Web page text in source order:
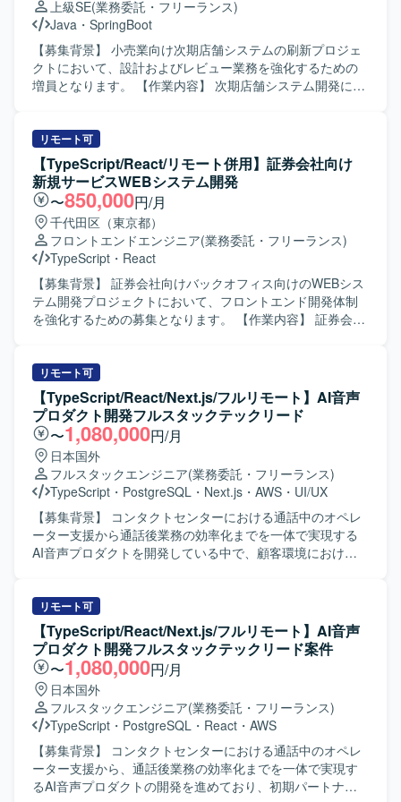
ク選定などの上流工程に参画し、仕様策定から実装、テス
ト、リリース後の改善までを継続的に対応していただきま
す。 【求める人物像】 生成AI技術や最新のWeb技術への関
心が高く、自ら情報収集しながら主体的にキャッチアップ
できる方を求めております。 顧客とのコミュニケーション
ロントエンドまで幅広く対応しつつ、チームメンバーと協
調しながら成果物の品質向上に取り組める方を想定してお
ります。 【ポジションの魅力】 Azure OpenAI や Gemini
などの最先端生成AIモデルを活用したプロダクト開発に携
わることで、実践的なAI活用スキルを身につけていただけ
ます。 要件定義から運用まで一貫して関わることができる
ため、フルスタックエンジニアとしての経験を幅広く積む
ことができます。 お客様ごとに異なる業務課題に向き合い
ながら、独自プラグインとの組み合わせによる多様なソリ
ューションを企画・実装できる環境です。 【開発環境】
TypeScript/React/Next.js を用いたフロントエンドと、
Google Gemini などの生成AIモデルと連携するWebアプリ
ケーション基盤を使用しております。
上級SE(業務委託・フリーランス)
Java ・ SpringBoot
【募集背景】 小売業向け次期店舗システムの刷新プロジェ
クトにおいて、設計およびレビュー業務を強化するための
増員となります。 【作業内容】 次期店舗システム開発にお
テムへの移管、新機能構築に伴う設計業務を担当していた
だきます。フロントエンドおよびバックエンドの設計レビ
ュー、開発レビュー、テストレビューを行い、オフショア
で作成された設計書や成果物の品質確認も実施していただ
きます。 【求める人物像】 上流工程から主体的に参画し、
関係者とコミュニケーションを取りながらシステム全体を
見渡した設計やレビューができる方を求めています。複数
技術スタックを横断してキャッチアップしつつ、品質にこ
だわって責任感を持って業務を進めていただける方を歓迎
いたします。 【ポジションの魅力】 大手小売業向けの大規
模システム刷新プロジェクトに長期で参画でき、クラウド
エンドまで幅広い技術スタックや、大規模トラフィックを
扱うシステム設計の知見を深めることができる環境です。
【開発環境】 TypeScript、React、React Native、Java、
SpringBoot、クラウド環境（AWS想定）を用いたシステム
開発となります。
リモート可
【TypeScript/React/リモート併用】証券会社向け
新規サービスWEBシステム開発
〜850,000円/月
千代田区（東京都）
フロントエンドエンジニア(業務委託・フリーランス)
TypeScript ・ React
【募集背景】 証券会社向けバックオフィス向けのWEBシス
テム開発プロジェクトにおいて、フロントエンド開発体制
を強化するための募集となります。 【作業内容】 証券会社
ご担当いただきます。React.jsおよびTypeScriptを用いた画
面実装や、バックエンドとの連携部分の実装・動作確認な
どを行っていただきます。 【求める人物像】 フロントエン
ド開発経験が豊富で、自発的に課題を発見し改善提案がで
きる方を求めております。チームメンバーや関係者と円滑
にコミュニケーションを取りながら開発を進めていただけ
る方を歓迎いたします。 【ポジションの魅力】 証券業界向
けの新規サービス開発に携わることで、金融ドメインの知
見を深めながらフロントエンド技術力を高めていただけま
す。バックエンド技術にも触れられる環境のため、フルス
タック志向の方にも適したポジションとなっております。
リモート可
【TypeScript/React/Next.js/フルリモート】AI音声
プロダクト開発フルスタックテックリード
〜1,080,000円/月
日本国外
フルスタックエンジニア(業務委託・フリーランス)
TypeScript ・ PostgreSQL ・ Next.js ・ AWS ・ UI/UX
【募集背景】 コンタクトセンターにおける通話中のオペレ
ーター支援から通話後業務の効率化までを一体で実現する
AI音声プロダクトを開発している中で、顧客環境における
を継続的かつスピーディーに進められる体制づくりが課題
となっております。そのため、フロントエンドとバックエ
ンドを横断して自ら設計・実装を担いながら技術課題の整
理や開発優先順位の検討、チームの技術的な意思決定を牽
引するテックリード候補を募集しております。 【作業内
容】 AI音声プロダクトにおけるフロントエンドとバックエ
ンドの設計、開発、運用を行っていただきます。TypeScript
を中心としたWebアプリケーションの機能開発や、通話中
支援、通話後処理、ナレッジ活用に関する機能の設計・実
装を担当していただきます。顧客環境で発生する不具合や
技術課題の調査、原因分析、恒久的な改善を推進していた
リモート可
【TypeScript/React/Next.js/フルリモート】AI音声
プロダクト開発フルスタックテックリード案件
〜1,080,000円/月
日本国外
フルスタックエンジニア(業務委託・フリーランス)
TypeScript ・ PostgreSQL ・ React ・ AWS
【募集背景】 コンタクトセンターにおける通話中のオペレ
ーター支援から、通話後業務の効率化までを一体で実現す
るAI音声プロダクトの開発を進めており、初期パートナー